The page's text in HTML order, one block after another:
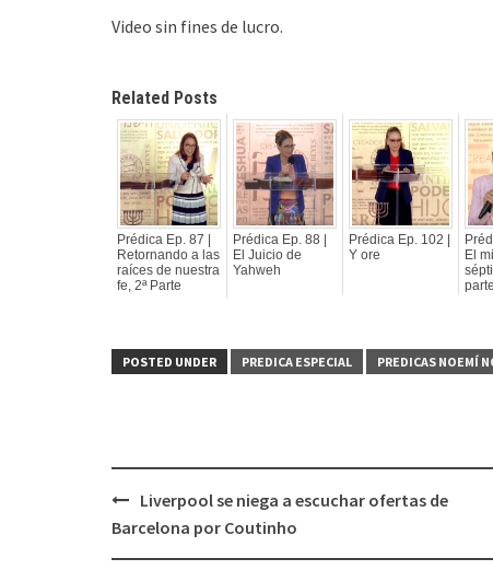
Video sin fines de lucro.
Related Posts
Prédica Ep. 87 |
Retornando a las
raíces de nuestra
fe, 2ª Parte
Prédica Ep. 88 |
El Juicio de
Yahweh
Prédica Ep. 102 |
Y ore
El
parte
POSTED UNDER PREDICA ESPECIAL PREDICAS NOEMÍ
Post
navigation
Liverpool se niega a escuchar ofertas de
Barcelona por Coutinho